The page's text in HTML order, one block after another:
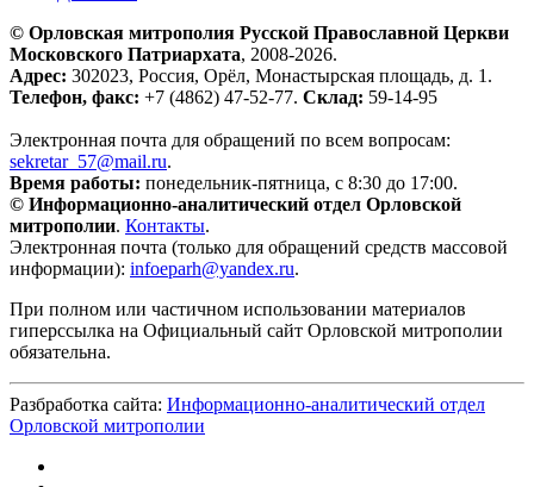
© Орловская митрополия Русской Православной Церкви
Московского Патриархата, 2008-2026.
Адрес: 302023, Россия, Орёл, Монастырская площадь, д. 1.
Телефон, факс: +7 (4862) 47-52-77. Склад: 59-14-95
Электронная почта для обращений по всем вопросам:
sekretar_57@mail.ru.
Время работы: понедельник-пятница, с 8:30 до 17:00.
© Информационно-аналитический отдел Орловской
митрополии. Контакты.
Электронная почта (только для обращений средств массовой
информации): infoeparh@yandex.ru.
При полном или частичном использовании материалов
гиперссылка на Официальный сайт Орловской митрополии
обязательна.
Разбработка сайта: Информационно-аналитический отдел
Орловской митрополии